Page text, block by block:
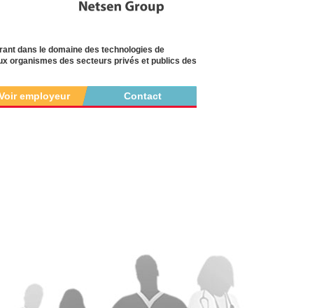
dans le domaine des technologies de
organismes des secteurs privés et publics des
employeur Contact